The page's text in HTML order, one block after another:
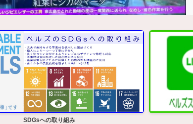
SDGsへの取り組み